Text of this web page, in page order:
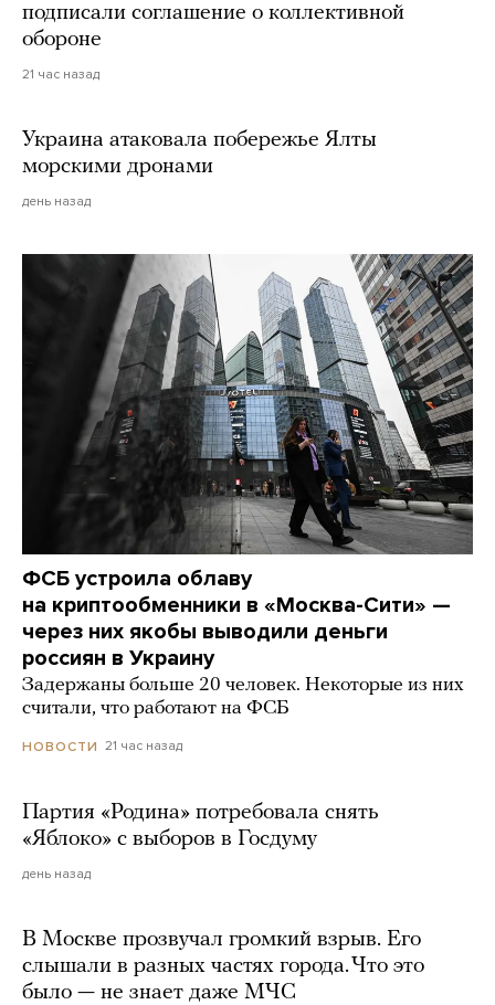
подписали соглашение о коллективной
обороне
21 час назад
Украина атаковала побережье Ялты
морскими дронами
день назад
ФСБ устроила облаву
на криптообменники в «Москва-Сити» —
через них якобы выводили деньги
россиян в Украину
Задержаны больше 20 человек. Некоторые из них
считали, что работают на ФСБ
НОВОСТИ 21 час назад
Партия «Родина» потребовала снять
«Яблоко» с выборов в Госдуму
день назад
В Москве прозвучал громкий взрыв. Его
слышали в разных частях города. Что это
было — не знает даже МЧС